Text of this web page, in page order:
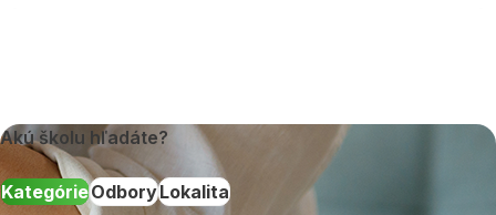
Akú školu hľadáte?
KategórieOdboryLokalita